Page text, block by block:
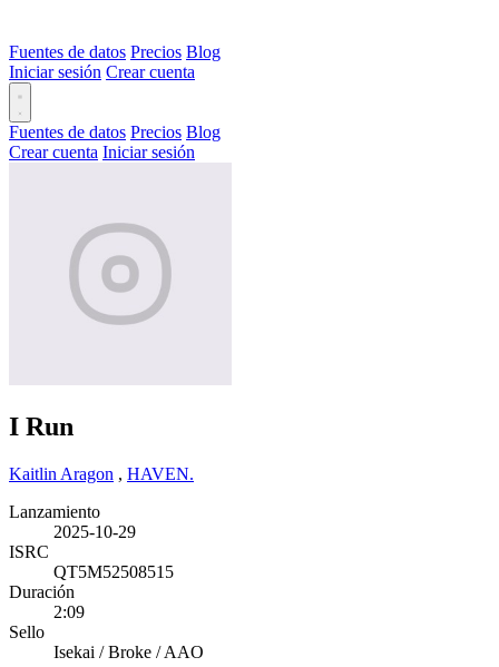
Fuentes de datos Precios Blog
Iniciar sesión Crear cuenta
Fuentes de datos Precios Blog
Crear cuenta Iniciar sesión
I Run
Kaitlin Aragon , HAVEN.
Lanzamiento
2025-10-29
ISRC
QT5M52508515
Duración
2:09
Sello
Isekai / Broke / AAO